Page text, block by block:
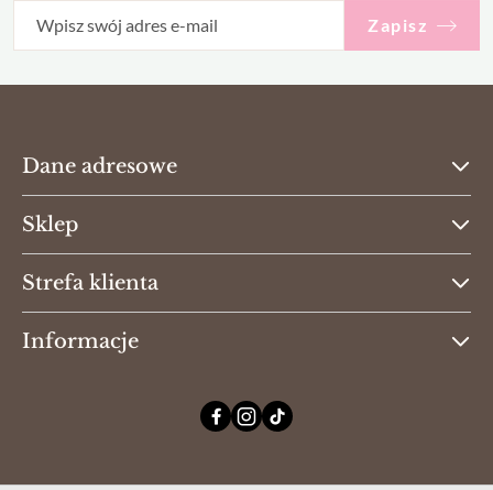
Zapisz
Dane adresowe
Sklep
Strefa klienta
Informacje